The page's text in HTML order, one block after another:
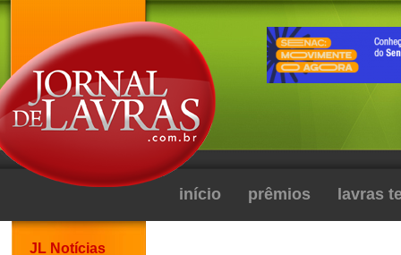
início prêmios lavras
JL Notícias